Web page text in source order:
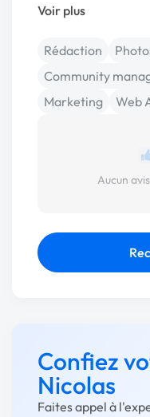
Voir plus
Rédaction
Community
Marketing
Web
Aucun
Confiez
Nicolas
Faites appel à